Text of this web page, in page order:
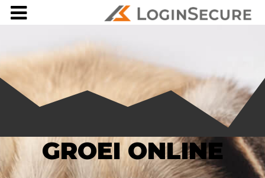
GROEI ONLINE